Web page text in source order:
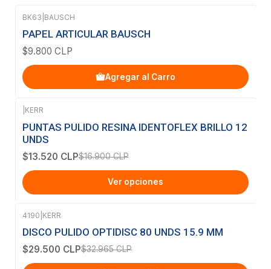
BK63 BAUSCH
PAPEL ARTICULAR BAUSCH
$9.800 CLP
Agregar al Carro
-20%OFF
KERR
PUNTAS PULIDO RESINA IDENTOFLEX BRILLO 12
UNDS
$13.520 CLP$16.900 CLP
Ver opciones
-11%OFF
4190 KERR
DISCO PULIDO OPTIDISC 80 UNDS 15.9 MM
$29.500 CLP$32.965 CLP